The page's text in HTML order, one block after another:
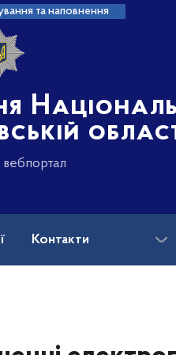
та наповнення
Контакти